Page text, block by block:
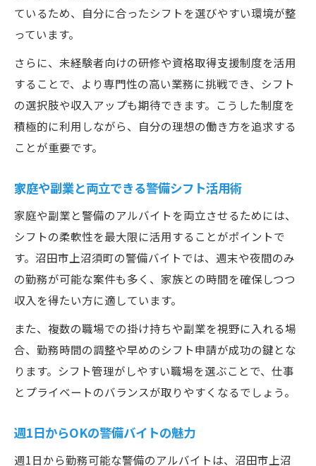
ているため、自分に合ったシフトを選びやすい環境が整
っています。
さらに、未経験者向けの研修や資格取得支援制度を活用
することで、より専門性の高い業務に挑戦でき、シフト
の選択肢や収入アップも期待できます。こうした制度を
積極的に利用しながら、自分の理想の働き方を追求する
ことが重要です。
家庭や副業と両立できる警備シフト活用術
家庭や副業と警備のアルバイトを両立させるためには、
シフトの柔軟性を最大限に活用することがポイントで
す。沼田市上沼須町の警備バイトでは、週末や夜間のみ
の勤務が可能な案件も多く、家族との時間を確保しつつ
収入を得たい方に適しています。
また、複数の職場での掛け持ちや副業を視野に入れる場
合、勤務時間の調整や早めのシフト申請が成功の鍵とな
ります。シフト管理がしやすい職場を選ぶことで、仕事
とプライベートのバランスが取りやすくなるでしょう。
週1日からOKの警備バイトの魅力
週1日から勤務可能な警備のアルバイトは、沼田市上沼